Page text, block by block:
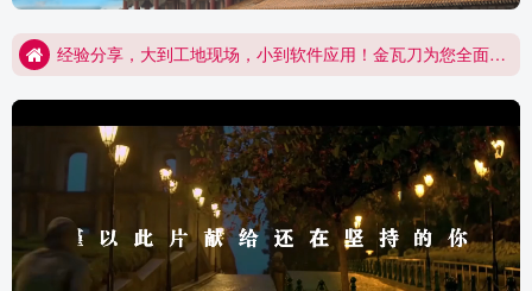
规范图集，您想要的这里都有！
经验分享，大到工地现场，小到软件应用！金瓦刀为您全面开启！
规范图集，您想要的这里都有！